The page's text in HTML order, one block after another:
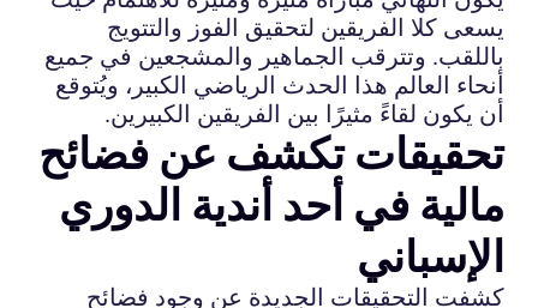
يسعى كلا الفريقين لتحقيق الفوز والتتويج
باللقب. وتترقب الجماهير والمشجعين في جميع
أنحاء العالم هذا الحدث الرياضي الكبير، ويُتوقع
أن يكون لقاءً مثيرًا بين الفريقين الكبيرين.
تحقيقات تكشف عن فضائح
مالية في أحد أندية الدوري
الإسباني
كشفت التحقيقات الجديدة عن وجود فضائح